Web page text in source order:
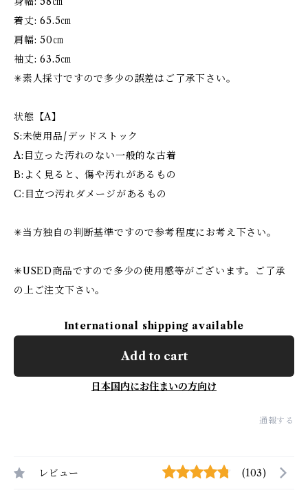
着丈: 65.5㎝
肩幅: 50㎝
袖丈: 63.5㎝
✳︎素人採寸ですので多少の誤差はご了承下さい。
状態【A】
S:未使用品/デッドストック
A:目立った汚れのない一般的な古着
B:よく見ると、傷や汚れがあるもの
C:目立つ汚れダメージがあるもの
✳︎当方独自の判断基準ですので参考程度にお考え下さい。
✳︎USED商品ですので多少の使用感等がございます。ご了承
の上ご注文下さい。
International shipping available
Add to cart
日本国内にお住まいの方向け
通報する
レビュー (103)